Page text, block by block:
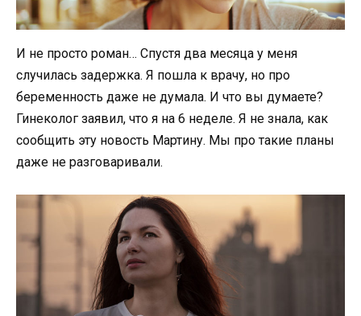
И не просто роман… Спустя два месяца у меня
случилась задержка. Я пошла к врачу, но про
беременность даже не думала. И что вы думаете?
Гинеколог заявил, что я на 6 неделе. Я не знала, как
сообщить эту новость Мартину. Мы про такие планы
даже не разговаривали.